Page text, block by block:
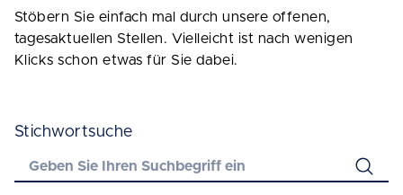
Stöbern Sie einfach mal durch unsere offenen,
tagesaktuellen Stellen. Vielleicht ist nach wenigen
Klicks schon etwas für Sie dabei.
Stichwortsuche